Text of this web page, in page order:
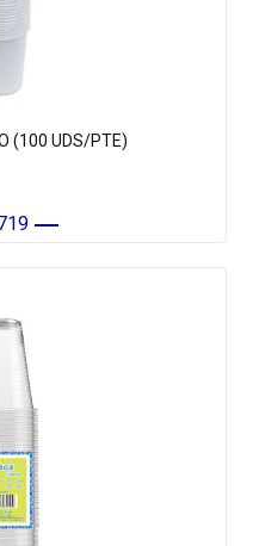
(100 UDS/PTE)